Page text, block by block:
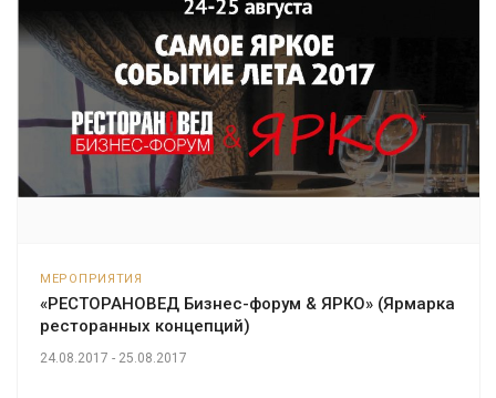
МЕРОПРИЯТИЯ
«РЕСТОРАНОВЕД Бизнес-форум & ЯРКО» (Ярмарка
ресторанных концепций)
24.08.2017 - 25.08.2017